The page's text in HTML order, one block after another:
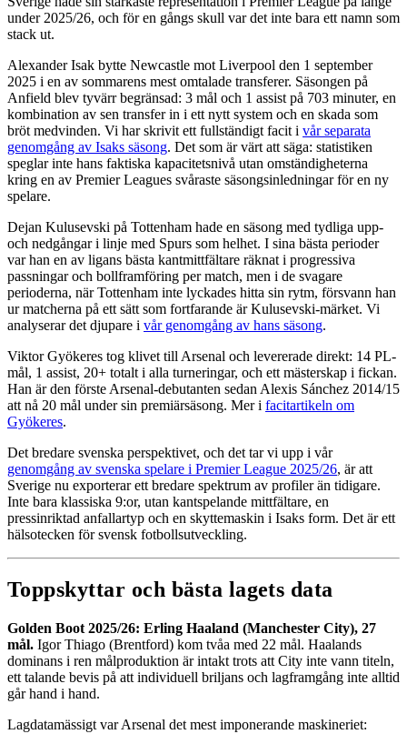
under 2025/26, och för en gångs skull var det inte bara ett namn som
stack ut.
Alexander Isak bytte Newcastle mot Liverpool den 1 september
2025 i en av sommarens mest omtalade transferer. Säsongen på
Anfield blev tyvärr begränsad: 3 mål och 1 assist på 703 minuter, en
kombination av sen transfer in i ett nytt system och en skada som
bröt medvinden. Vi har skrivit ett fullständigt facit i vår separata
genomgång av Isaks säsong. Det som är värt att säga: statistiken
speglar inte hans faktiska kapacitetsnivå utan omständigheterna
kring en av Premier Leagues svåraste säsongsinledningar för en ny
spelare.
Dejan Kulusevski på Tottenham hade en säsong med tydliga upp-
och nedgångar i linje med Spurs som helhet. I sina bästa perioder
var han en av ligans bästa kantmittfältare räknat i progressiva
passningar och bollframföring per match, men i de svagare
perioderna, när Tottenham inte lyckades hitta sin rytm, försvann han
ur matcherna på ett sätt som fortfarande är Kulusevski-märket. Vi
analyserar det djupare i vår genomgång av hans säsong.
Viktor Gyökeres tog klivet till Arsenal och levererade direkt: 14 PL-
mål, 1 assist, 20+ totalt i alla turneringar, och ett mästerskap i fickan.
Han är den förste Arsenal-debutanten sedan Alexis Sánchez 2014/15
att nå 20 mål under sin premiärsäsong. Mer i facitartikeln om
Gyökeres.
Det bredare svenska perspektivet, och det tar vi upp i vår
genomgång av svenska spelare i Premier League 2025/26, är att
Sverige nu exporterar ett bredare spektrum av profiler än tidigare.
Inte bara klassiska 9:or, utan kantspelande mittfältare, en
pressinriktad anfallartyp och en skyttemaskin i Isaks form. Det är ett
hälsotecken för svensk fotbollsutveckling.
Toppskyttar och bästa lagets data
Golden Boot 2025/26: Erling Haaland (Manchester City), 27
mål. Igor Thiago (Brentford) kom tvåa med 22 mål. Haalands
dominans i ren målproduktion är intakt trots att City inte vann titeln,
ett talande bevis på att individuell briljans och lagframgång inte alltid
går hand i hand.
Lagdatamässigt var Arsenal det mest imponerande maskineriet: